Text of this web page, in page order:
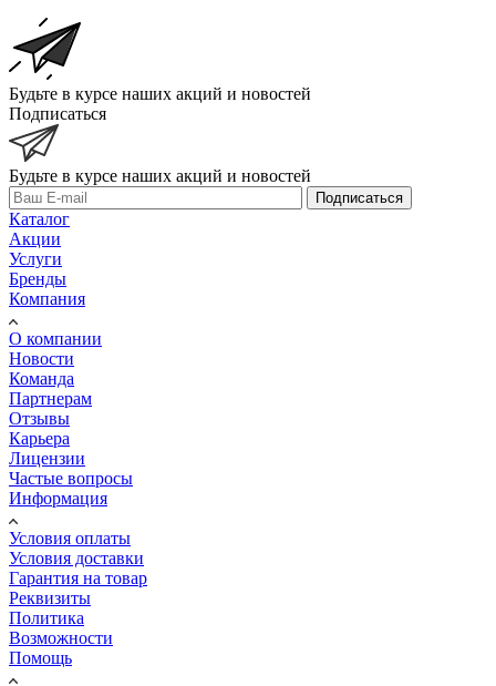
Будьте в курсе наших акций и новостей
Подписаться
Будьте в курсе наших акций и новостей
Подписаться
Каталог
Акции
Услуги
Бренды
Компания
О компании
Новости
Команда
Партнерам
Отзывы
Карьера
Лицензии
Частые вопросы
Информация
Условия оплаты
Условия доставки
Гарантия на товар
Реквизиты
Политика
Возможности
Помощь